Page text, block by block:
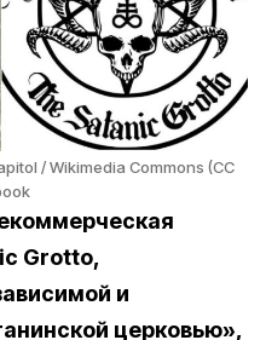
/ Wikimedia Commons (CC
Grotto,
и
церковью»,